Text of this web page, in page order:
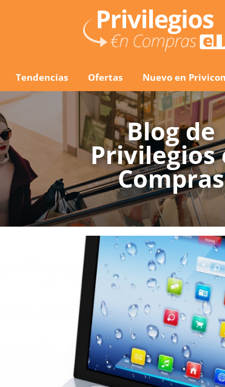
Tendencias Ofertas Nuevo en
Blog de
Privilegios
Compras